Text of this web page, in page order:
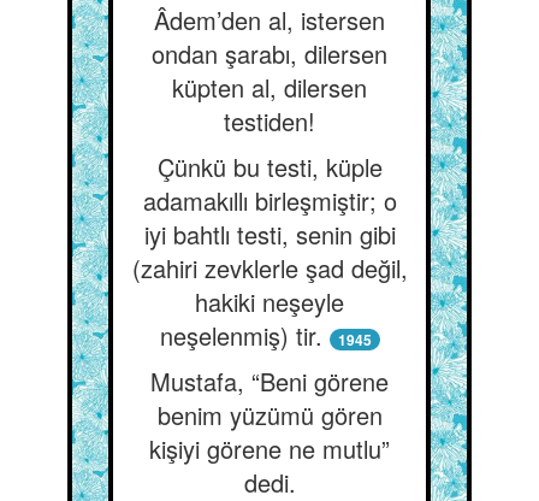
Âdem’den al, istersen
ondan şarabı, dilersen
küpten al, dilersen
testiden!
Çünkü bu testi, küple
adamakıllı birleşmiştir; o
iyi bahtlı testi, senin gibi
(zahiri zevklerle şad değil,
hakiki neşeyle
neşelenmiş) tir.
1945
Mustafa, “Beni görene
benim yüzümü gören
kişiyi görene ne mutlu”
dedi.